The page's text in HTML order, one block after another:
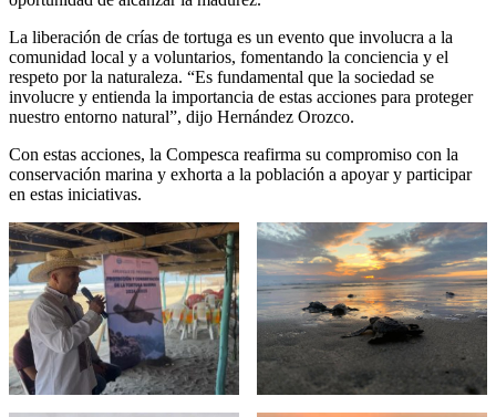
La liberación de crías de tortuga es un evento que involucra a la
comunidad local y a voluntarios, fomentando la conciencia y el
respeto por la naturaleza. “Es fundamental que la sociedad se
involucre y entienda la importancia de estas acciones para proteger
nuestro entorno natural”, dijo Hernández Orozco.
Con estas acciones, la Compesca reafirma su compromiso con la
conservación marina y exhorta a la población a apoyar y participar
en estas iniciativas.